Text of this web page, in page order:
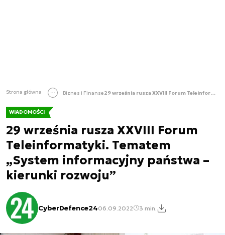
Strona główna Biznes i Finanse 29 września rusza XXVIII Forum Teleinformatyki. Tematem „System informacyjny państwa – kierunki rozwoju”
WIADOMOŚCI
29 września rusza XXVIII Forum
Teleinformatyki. Tematem
„System informacyjny państwa –
kierunki rozwoju”
CyberDefence2406.09.2022 3 min.